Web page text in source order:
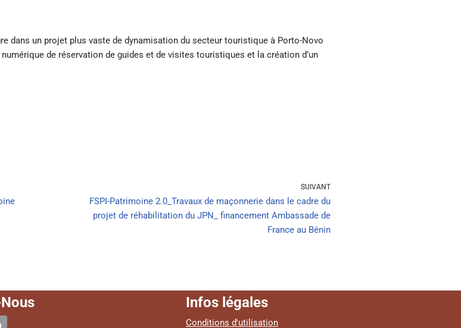
dans un projet plus vaste de dynamisation du secteur touristique à Porto-Novo
de réservation de guides et de visites touristiques et la création d’un
SUIVANT
FSPI-Patrimoine 2.0_Travaux de maçonnerie dans le cadre du
projet de réhabilitation du JPN_ financement Ambassade de
France au Bénin
Infos légales
Conditions d'utilisation